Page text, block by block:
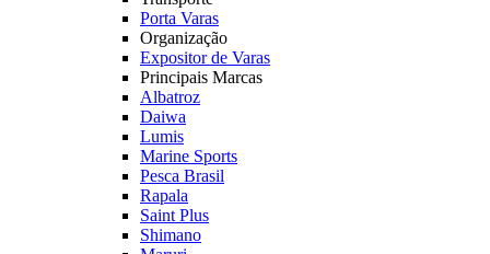
Porta Varas
Organização
Expositor de Varas
Principais Marcas
Albatroz
Daiwa
Lumis
Marine Sports
Pesca Brasil
Rapala
Saint Plus
Shimano